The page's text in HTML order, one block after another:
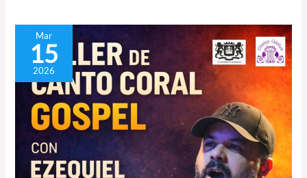
Mar
15
2026
Taller
canto
Gospel
Ezequiel
Barrios